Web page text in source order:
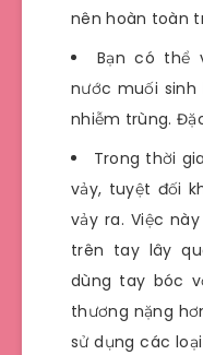
nên hoàn toàn
Bạn có thể
nước muối sinh
nhiễm trùng.
Trong thời
vảy, tuyệt đối
vảy ra. Việc
trên tay lây
dùng tay bóc
thương nặng
sử dụng các